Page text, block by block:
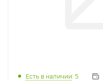
Есть в наличии: 5